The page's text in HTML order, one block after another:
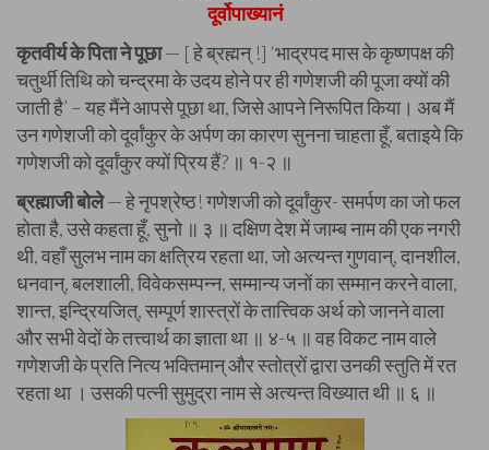
दूर्वोपाख्यानं
कृतवीर्य के पिता ने पूछा— [ हे ब्रह्मन् !] ‘भाद्रपद मास के कृष्णपक्ष की
चतुर्थी तिथि को चन्द्रमा के उदय होने पर ही गणेशजी की पूजा क्यों की
जाती है’ – यह मैंने आपसे पूछा था, जिसे आपने निरूपित किया। अब मैं
उन गणेशजी को दूर्वांकुर के अर्पण का कारण सुनना चाहता हूँ, बताइये कि
गणेशजी को दूर्वांकुर क्यों प्रिय हैं? ॥ १-२ ॥
ब्रह्माजी बोले— हे नृपश्रेष्ठ! गणेशजी को दूर्वांकुर- समर्पण का जो फल
होता है, उसे कहता हूँ, सुनो ॥ ३ ॥ दक्षिण देश में जाम्ब नाम की एक नगरी
थी, वहाँ सुलभ नाम का क्षत्रिय रहता था, जो अत्यन्त गुणवान्, दानशील,
धनवान्, बलशाली, विवेकसम्पन्न, सम्मान्य जनों का सम्मान करने वाला,
शान्त, इन्द्रियजित्, सम्पूर्ण शास्त्रों के तात्त्विक अर्थ को जानने वाला
और सभी वेदों के तत्त्वार्थ का ज्ञाता था ॥ ४-५ ॥ वह विकट नाम वाले
गणेशजी के प्रति नित्य भक्तिमान् और स्तोत्रों द्वारा उनकी स्तुति में रत
रहता था । उसकी पत्नी सुमुद्रा नाम से अत्यन्त विख्यात थी ॥ ६ ॥